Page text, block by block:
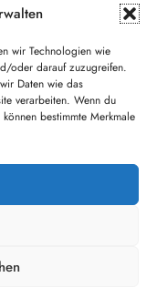
wir Technologien wie
oder darauf zuzugreifen.
Daten wie das
verarbeiten. Wenn du
bestimmte Merkmale